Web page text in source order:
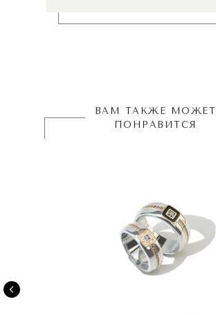
ВАМ ТАКЖЕ МОЖЕТ
ПОНРАВИТСЯ